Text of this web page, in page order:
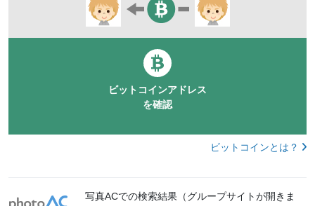
ビットコインアドレス
を確認
ビットコインとは？
写真ACでの検索結果（グループサイトが開きま